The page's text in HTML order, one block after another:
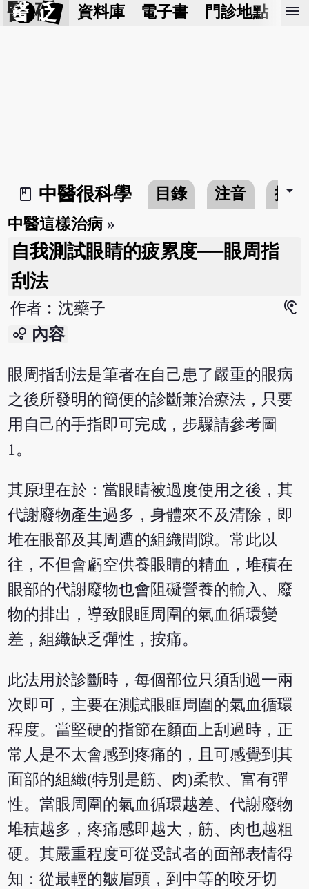
醫 砭 資料庫 電子書 門診地點 預
menu
book_2
中醫很科學 目錄 注音 搜尋
arrow_drop_down
中醫這樣治病 »
自我測試眼睛的疲累度──眼周指
刮法
作者︰沈藥子
hearing
bubble_chart 內容
眼周指刮法是筆者在自己患了嚴重的眼病
之後所發明的簡便的診斷兼治療法，只要
用自己的手指即可完成，步驟請參考圖
1。
其原理在於：當眼睛被過度使用之後，其
代謝廢物產生過多，身體來不及清除，即
堆在眼部及其周遭的組織間隙。常此以
往，不但會虧空供養眼睛的精血，堆積在
眼部的代謝廢物也會阻礙營養的輸入、廢
物的排出，導致眼眶周圍的氣血循環變
差，組織缺乏彈性，按痛。
此法用於診斷時，每個部位只須刮過一兩
次即可，主要在測試眼眶周圍的氣血循環
程度。當堅硬的指節在顏面上刮過時，正
常人是不太會感到疼痛的，且可感覺到其
面部的組織(特別是筋、肉)柔軟、富有彈
性。當眼周圍的氣血循環越差、代謝廢物
堆積越多，疼痛感即越大，筋、肉也越粗
硬。其嚴重程度可從受試者的面部表情得
知：從最輕的皺眉頭，到中等的咬牙切